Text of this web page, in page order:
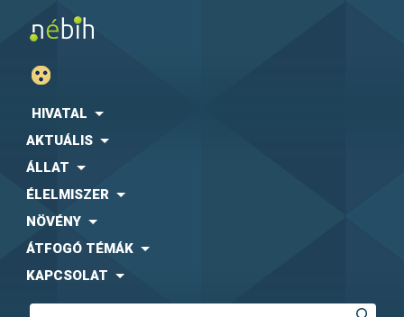
HIVATAL
AKTUÁLIS
ÁLLAT
ÉLELMISZER
NÖVÉNY
ÁTFOGÓ TÉMÁK
KAPCSOLAT